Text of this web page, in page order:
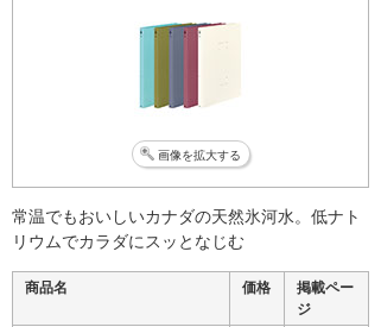
画像を拡大する
常温でもおいしいカナダの天然氷河水。低ナト
リウムでカラダにスッとなじむ
商品名 価格
掲載ペー
ジ